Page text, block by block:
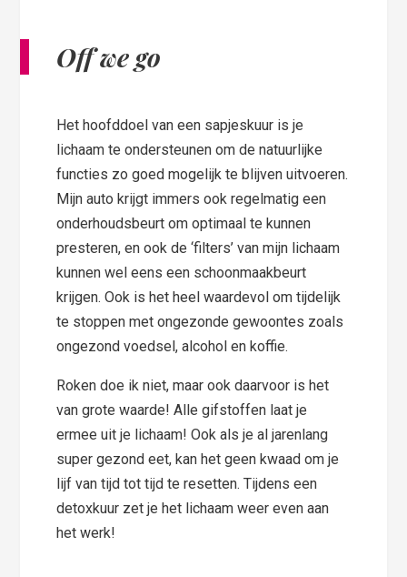
Off we go
Het hoofddoel van een sapjeskuur is je
lichaam te ondersteunen om de natuurlijke
functies zo goed mogelijk te blijven uitvoeren.
Mijn auto krijgt immers ook regelmatig een
onderhoudsbeurt om optimaal te kunnen
presteren, en ook de ‘filters’ van mijn lichaam
kunnen wel eens een schoonmaakbeurt
krijgen. Ook is het heel waardevol om tijdelijk
te stoppen met ongezonde gewoontes zoals
ongezond voedsel, alcohol en koffie.
Roken doe ik niet, maar ook daarvoor is het
van grote waarde! Alle gifstoffen laat je
ermee uit je lichaam! Ook als je al jarenlang
super gezond eet, kan het geen kwaad om je
lijf van tijd tot tijd te resetten. Tijdens een
detoxkuur zet je het lichaam weer even aan
het werk!